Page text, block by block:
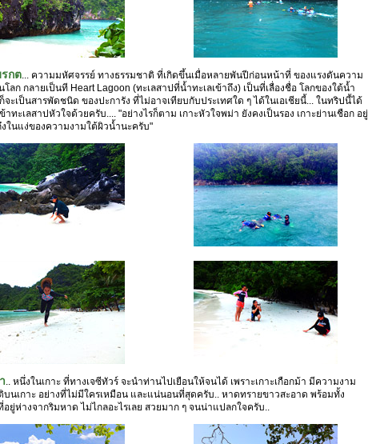
รกต ... ความมหัศจรรย์ ทางธรรมชาติ ที่เกิดขึ้นเมื่อหลายพันปีก่อนหน้าที่ ของแรงดันความ
ลก กลายเป็นที Heart Lagoon (ทะเลสาปที่น้ำทะเลเข้าถึง) เป็นที่เลื่องชื่อ โลกของใต้น้ำ
จะเป็นสารพัดชนิด ของปะการัง ที่ไม่อาจเทียบกับประเทศใด ๆ ได้ในเอเชียนี้... ในทริปนี้ได้
ทะเลสาปหัวใจด้วยครับ.... "อย่างไรก็ตาม เกาะหัวใจพม่า ยังคงเป็นรอง เกาะย่านเชือก อยู่
ในแง่ของความงามใต้ผิวน้ำนะครับ"
.. หนึ่งในเกาะ ที่ทางเจซีทัวร์ จะนำท่านไปเยือนให้จนได้ เพราะเกาะเกือกม้า มีความงาม
นเกาะ อย่างที่ไม่มีใครเหมือน และแน่นอนที่สุดครับ.. หาดทรายขาวสะอาด พร้อมทั้ง
ยู่ห่างจากริมหาด ไม่ไกลอะไรเลย สวยมาก ๆ จนน่าแปลกใจครับ..